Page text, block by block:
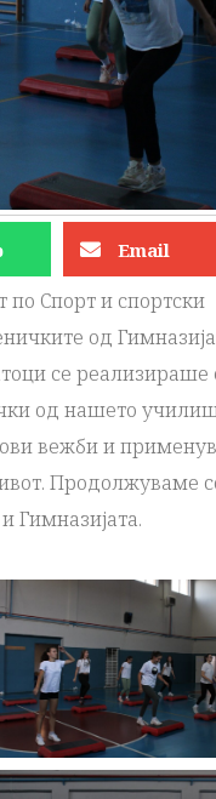
Email
по Спорт и спортски
од
се реализираше
од нашето
вежби и
Продолжуваме
Гимназијата.